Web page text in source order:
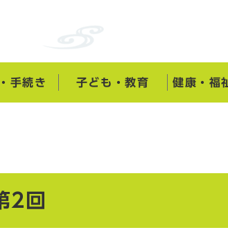
手続き 子ども・教育 健康・福
2回